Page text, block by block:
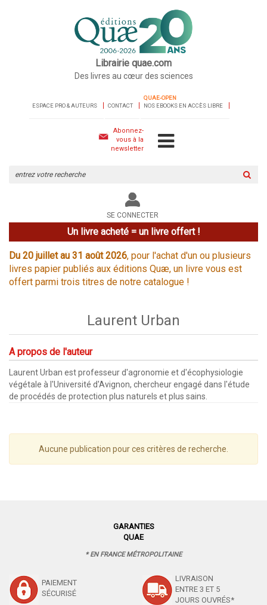
Librairie quae.com
Des livres au cœur des sciences
ESPACE PRO & AUTEURS CONTACT
QUAE-OPEN
NOS EBOOKS EN ACCÈS LIBRE
Abonnez-
vous à la
newsletter
le
site
SE CONNECTER
Un livre acheté = un livre offert !
Du 20 juillet au 31 août 2026, pour l'achat d'un ou plusieurs
livres papier publiés aux éditions Quæ, un livre vous est
offert parmi trois titres de notre catalogue !
Laurent Urban
A propos de l'auteur
Laurent Urban est professeur d'agronomie et d'écophysiologie
végétale à l'Université d'Avignon, chercheur engagé dans l'étude
de procédés de protection plus naturels et plus sains.
Aucune publication pour ces critères de recherche.
GARANTIES
QUAE
* EN FRANCE MÉTROPOLITAINE
PAIEMENT
SÉCURISÉ
LIVRAISON
ENTRE 3 ET 5
JOURS OUVRÉS*